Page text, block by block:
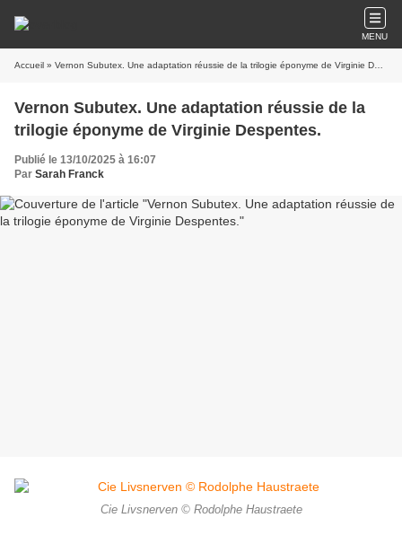
MENU
Accueil » Vernon Subutex. Une adaptation réussie de la trilogie éponyme de Virginie Despentes.
Vernon Subutex. Une adaptation réussie de la
trilogie éponyme de Virginie Despentes.
Publié le 13/10/2025 à 16:07
Par Sarah Franck
Cie Livsnerven © Rodolphe Haustraete